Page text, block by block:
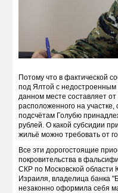
Потому что в фактической
под Ялтой с недостроенным
данном месте составляет
расположенного на
подсчётам Голубю
рублей. О какой субсидии
жильё можно требовать от
Все эти дорогостоящие
покровительства в
СКР по Московской области
Израиля, владелица банка
незаконно оформила себя